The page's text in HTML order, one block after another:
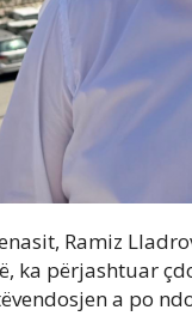
Ramiz
ka përjashtuar
a po